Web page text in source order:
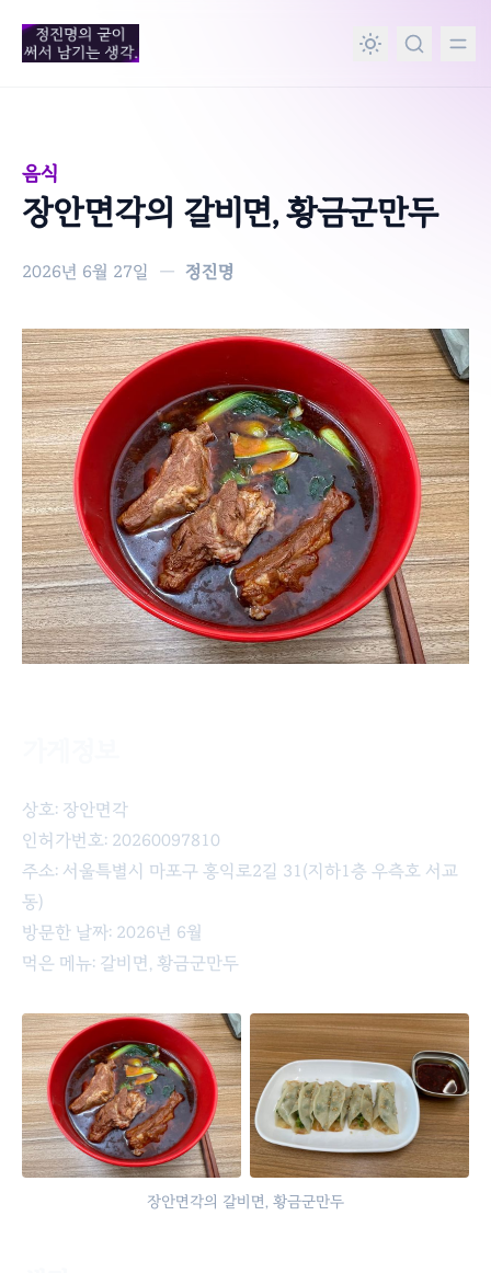
content
음식
장안면각의 갈비면, 황금군만두
2026년 6월 27일 — 정진명
상호: 장안면각
인허가번호: 20260097810
주소: 서울특별시 마포구 홍익로2길 31(지하1층 우측호 서교
동)
방문한 날짜: 2026년 6월
먹은 메뉴: 갈비면, 황금군만두
장안면각의 갈비면, 황금군만두